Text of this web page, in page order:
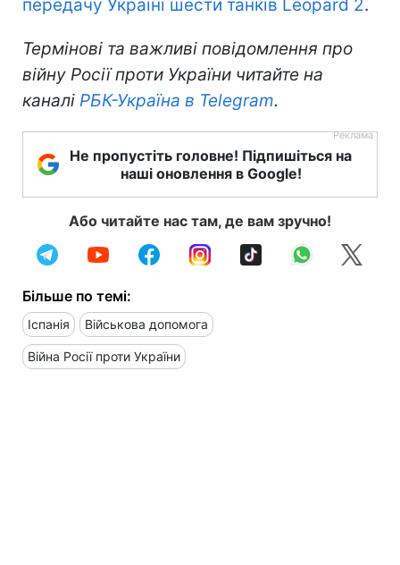
передачу Україні шести танків Leopard 2.
Термінові та важливі повідомлення про
війну Росії проти України читайте на
каналі РБК-Україна в Telegram.
Не пропустіть головне! Підпишіться на
наші оновлення в Google!
Або читайте нас там, де вам зручно!
Більше по темі:
Іспанія Військова допомога
Війна Росії проти України